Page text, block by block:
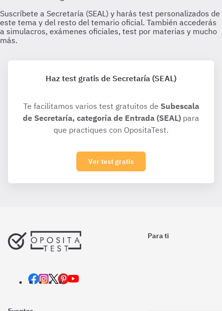
Haz test gratis de Secretaría (SEAL)
Te facilitamos varios test gratuitos de Subescala
de Secretaría, categoría de Entrada (SEAL) para
que practiques con OpositaTest.
Ver test gratis
Para ti